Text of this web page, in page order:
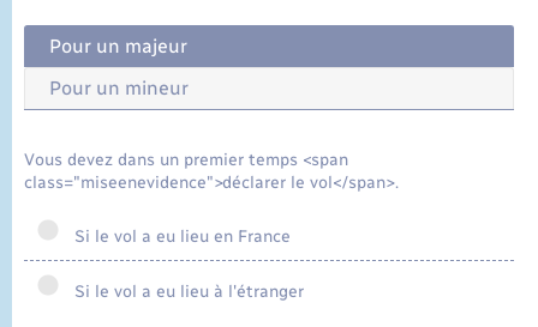
Pour un majeur
Pour un mineur
Vous devez dans un premier temps <span
class="miseenevidence">déclarer le vol</span>.
Si le vol a eu lieu en France
Si le vol a eu lieu à l'étranger